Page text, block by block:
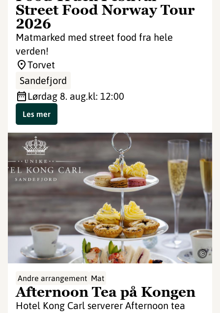
Street Food Norway Tour
2026
Matmarked med street food fra hele
verden!
Torvet
Sandefjord
lørdag 8. aug.kl: 12:00
Les mer
©
Andre arrangement Mat
Afternoon Tea på Kongen
Hotel Kong Carl serverer Afternoon tea